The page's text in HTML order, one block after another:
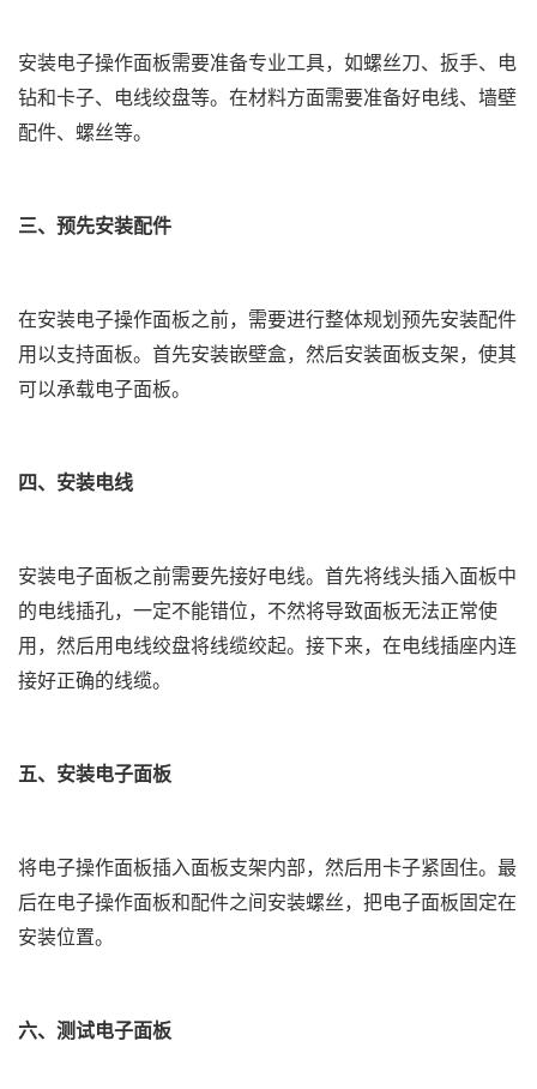
安装电子操作面板需要准备专业工具，如螺丝刀、扳手、电
钻和卡子、电线绞盘等。在材料方面需要准备好电线、墙壁
配件、螺丝等。
三、预先安装配件
在安装电子操作面板之前，需要进行整体规划预先安装配件
用以支持面板。首先安装嵌壁盒，然后安装面板支架，使其
可以承载电子面板。
四、安装电线
安装电子面板之前需要先接好电线。首先将线头插入面板中
的电线插孔，一定不能错位，不然将导致面板无法正常使
用，然后用电线绞盘将线缆绞起。接下来，在电线插座内连
接好正确的线缆。
五、安装电子面板
将电子操作面板插入面板支架内部，然后用卡子紧固住。最
后在电子操作面板和配件之间安装螺丝，把电子面板固定在
安装位置。
六、测试电子面板